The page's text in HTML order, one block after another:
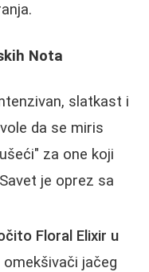
Nota
slatkast i
da se miris
za one koji
je oprez sa
Floral Elixir u
jačeg